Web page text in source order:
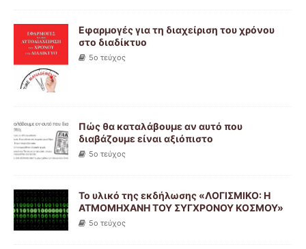
Εφαρμογές για τη διαχείριση του χρόνου
στο διαδίκτυο
5ο τεύχος
Πώς θα καταλάβουμε αν αυτό που
διαβάζουμε είναι αξιόπιστο
5ο τεύχος
Το υλικό της εκδήλωσης «ΛΟΓΙΣΜΙΚΟ: Η
ΑΤΜΟΜΗΧΑΝΗ ΤΟΥ ΣΥΓΧΡΟΝΟΥ ΚΟΣΜΟΥ»
5ο τεύχος